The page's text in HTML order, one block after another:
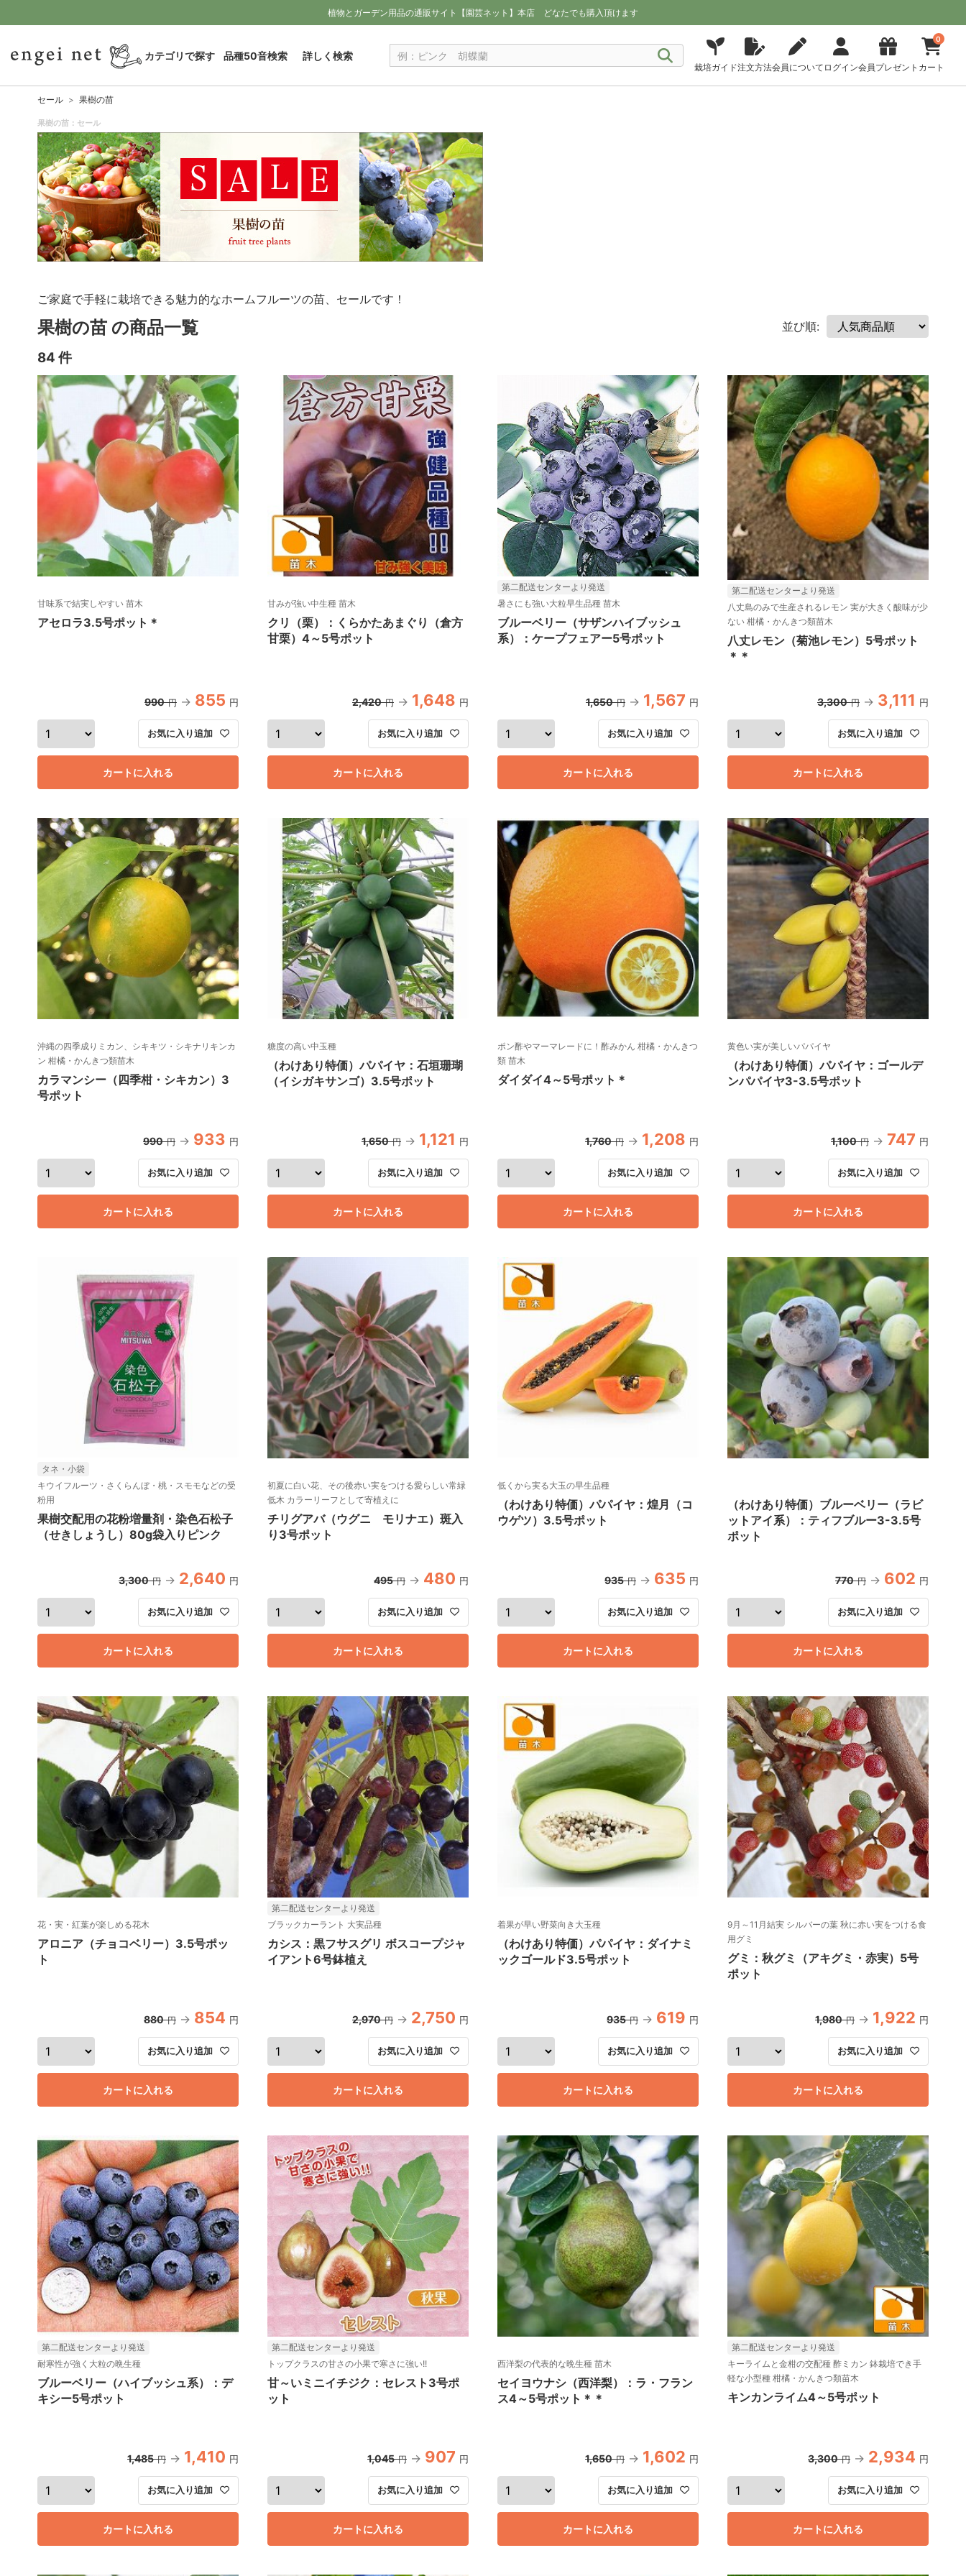
植物とガーデン用品の通販サイト【園芸ネット】本店 どなたでも購入頂けます
カテゴリで探す 品種50音検索 詳しく検索
栽培ガイド注文方法会員について ログイン会員プレゼント
0
カート
セール 果樹の苗
果樹の苗：セール
ご家庭で手軽に栽培できる魅力的なホームフルーツの苗、セールです！
果樹の苗 の商品一覧 並び順:
84 件
甘味系で結実しやすい 苗木
アセロラ3.5号ポット＊
990 円 855 円
お気に入り追加
カートに入れる
甘みが強い中生種 苗木
クリ（栗）：くらかたあまぐり（倉方
甘栗）4～5号ポット
2,420 円 1,648 円
お気に入り追加
カートに入れる
第二配送センターより発送
暑さにも強い大粒早生品種 苗木
ブルーベリー（サザンハイブッシュ
系）：ケープフェアー5号ポット
1,650 円 1,567 円
お気に入り追加
カートに入れる
第二配送センターより発送
八丈島のみで生産されるレモン 実が大きく酸味が少
ない 柑橘・かんきつ類苗木
八丈レモン（菊池レモン）5号ポット
＊＊
3,300 円 3,111 円
お気に入り追加
カートに入れる
沖縄の四季成りミカン、シキキツ・シキナリキンカ
ン 柑橘・かんきつ類苗木
カラマンシー（四季柑・シキカン）3
号ポット
990 円 933 円
お気に入り追加
カートに入れる
糖度の高い中玉種
（わけあり特価）パパイヤ：石垣珊瑚
（イシガキサンゴ）3.5号ポット
1,650 円 1,121 円
お気に入り追加
カートに入れる
ポン酢やマーマレードに！酢みかん 柑橘・かんきつ
類 苗木
ダイダイ4～5号ポット＊
1,760 円 1,208 円
お気に入り追加
カートに入れる
黄色い実が美しいパパイヤ
（わけあり特価）パパイヤ：ゴールデ
ンパパイヤ3-3.5号ポット
1,100 円 747 円
お気に入り追加
カートに入れる
タネ・小袋
キウイフルーツ・さくらんぼ・桃・スモモなどの受
粉用
果樹交配用の花粉増量剤・染色石松子
（せきしょうし）80g袋入りピンク
3,300 円 2,640 円
お気に入り追加
カートに入れる
初夏に白い花、その後赤い実をつける愛らしい常緑
低木 カラーリーフとして寄植えに
チリグアバ（ウグニ モリナエ）斑入
り3号ポット
495 円 480 円
お気に入り追加
カートに入れる
低くから実る大玉の早生品種
（わけあり特価）パパイヤ：煌月（コ
ウゲツ）3.5号ポット
935 円 635 円
お気に入り追加
カートに入れる
（わけあり特価）ブルーベリー（ラビ
ットアイ系）：ティフブルー3-3.5号
ポット
770 円 602 円
お気に入り追加
カートに入れる
花・実・紅葉が楽しめる花木
アロニア（チョコベリー）3.5号ポッ
ト
880 円 854 円
お気に入り追加
カートに入れる
第二配送センターより発送
ブラックカーラント 大実品種
カシス：黒フサスグリ ボスコープジャ
イアント6号鉢植え
2,970 円 2,750 円
お気に入り追加
カートに入れる
着果が早い野菜向き大玉種
（わけあり特価）パパイヤ：ダイナミ
ックゴールド3.5号ポット
935 円 619 円
お気に入り追加
カートに入れる
9月～11月結実 シルバーの葉 秋に赤い実をつける食
用グミ
グミ：秋グミ（アキグミ・赤実）5号
ポット
1,980 円 1,922 円
お気に入り追加
カートに入れる
第二配送センターより発送
耐寒性が強く大粒の晩生種
ブルーベリー（ハイブッシュ系）：デ
キシー5号ポット
1,485 円 1,410 円
お気に入り追加
カートに入れる
第二配送センターより発送
トップクラスの甘さの小果で寒さに強い!!
甘～いミニイチジク：セレスト3号ポ
ット
1,045 円 907 円
お気に入り追加
カートに入れる
西洋梨の代表的な晩生種 苗木
セイヨウナシ（西洋梨）：ラ・フラン
ス4～5号ポット＊＊
1,650 円 1,602 円
お気に入り追加
カートに入れる
第二配送センターより発送
キーライムと金柑の交配種 酢ミカン 鉢栽培でき手
軽な小型種 柑橘・かんきつ類苗木
キンカンライム4～5号ポット
3,300 円 2,934 円
お気に入り追加
カートに入れる